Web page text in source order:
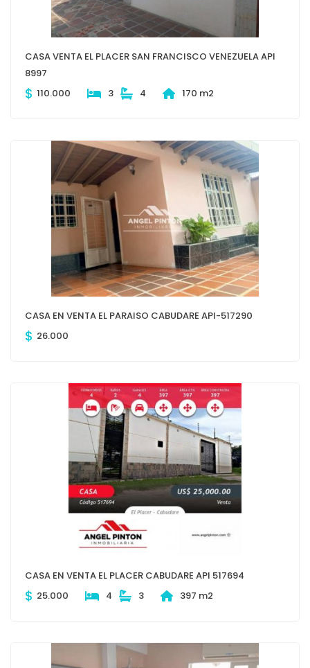
CASA VENTA EL PLACER SAN FRANCISCO VENEZUELA API
8997
$ 110.000 3 4 170 m2
CASA EN VENTA EL PARAISO CABUDARE API-517290
$ 26.000
CASA EN VENTA EL PLACER CABUDARE API 517694
$ 25.000 4 3 397 m2